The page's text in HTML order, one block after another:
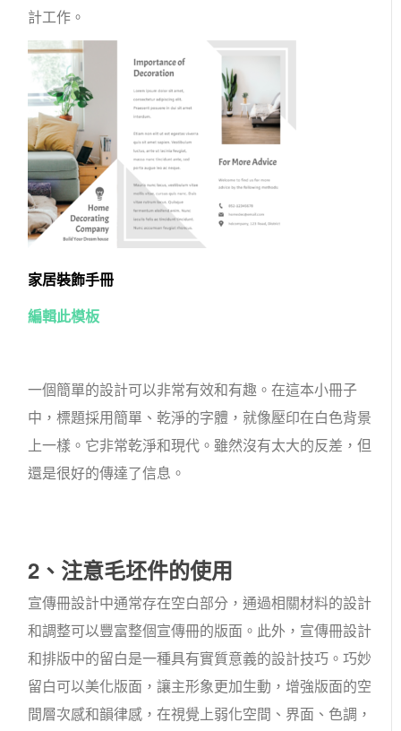
計工作。
家居裝飾手冊
編輯此模板
一個簡單的設計可以非常有效和有趣。在這本小冊子
中，標題採用簡單、乾淨的字體，就像壓印在白色背景
上一樣。它非常乾淨和現代。雖然沒有太大的反差，但
還是很好的傳達了信息。
2、注意毛坯件的使用
宣傳冊設計中通常存在空白部分，通過相關材料的設計
和調整可以豐富整個宣傳冊的版面。此外，宣傳冊設計
和排版中的留白是一種具有實質意義的設計技巧。巧妙
留白可以美化版面，讓主形象更加生動，增強版面的空
間層次感和韻律感，在視覺上弱化空間、界面、色調，